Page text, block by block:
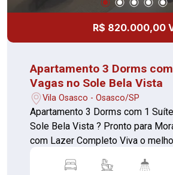
e conveniência no dia a dia. O Sole Bela Vista é o
lugar ideal para quem busca
lazer completo e localização
R$ 820.000,00
Apartamento 3 Dorms
Vagas no Sole Bela Vista
Vila Osasco - Osasco/SP
Apartamento 3 Dorms com 1
Sole Bela Vista ? Pronto para
com Lazer Completo Viva o melhor de Osasco
de conforto. O Sole Bela Vista